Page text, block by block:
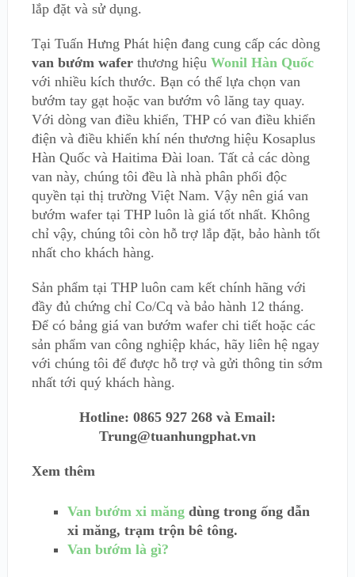
lắp đặt và sử dụng.
Tại Tuấn Hưng Phát hiện đang cung cấp các dòng
van bướm waferthương hiệu Wonil Hàn Quốc
với nhiều kích thước. Bạn có thể lựa chọn van
bướm tay gạt hoặc van bướm vô lăng tay quay.
Với dòng van điều khiển, THP có van điều khiển
điện và điều khiển khí nén thương hiệu Kosaplus
Hàn Quốc và Haitima Đài loan. Tất cả các dòng
van này, chúng tôi đều là nhà phân phối độc
quyền tại thị trường Việt Nam. Vậy nên giá van
bướm wafer tại THP luôn là giá tốt nhất. Không
chỉ vậy, chúng tôi còn hỗ trợ lắp đặt, bảo hành tốt
nhất cho khách hàng.
Sản phẩm tại THP luôn cam kết chính hãng với
đầy đủ chứng chỉ Co/Cq và bảo hành 12 tháng.
Để có bảng giá van bướm wafer chi tiết hoặc các
sản phẩm van công nghiệp khác, hãy liên hệ ngay
với chúng tôi để được hỗ trợ và gửi thông tin sớm
nhất tới quý khách hàng.
Hotline: 0865 927 268 và Email:
Trung@tuanhungphat.vn
Xem thêm
Van bướm xi măngdùng trong ống dẫn
xi măng, trạm trộn bê tông.
Van bướm là gì?